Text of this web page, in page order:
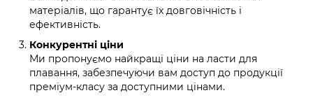
матеріалів, що гарантує їх довговічність і
ефективність.
Конкурентні ціни
Ми пропонуємо найкращі ціни на ласти для
плавання, забезпечуючи вам доступ до продукції
преміум-класу за доступними цінами.